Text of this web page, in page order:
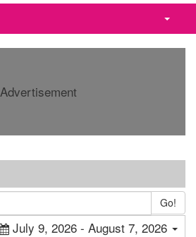
Advertisement
Go!
July 9, 2026 - August 7, 2026